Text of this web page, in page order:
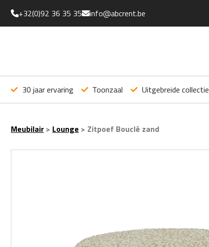
+32(0)92 36 35 35 info@abcrent.be
30 jaar ervaring Toonzaal Uitgebreide collectie
Meubilair > Lounge > Zitpoef Bouclé zand